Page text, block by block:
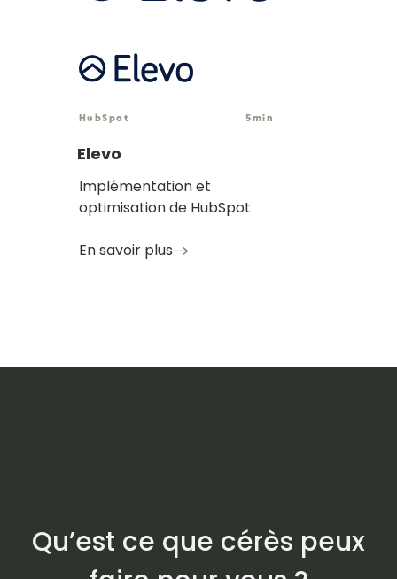
HubSpot 5min
Elevo
Implémentation et
optimisation de HubSpot
En savoir plus
Qu’est ce que cérès peux